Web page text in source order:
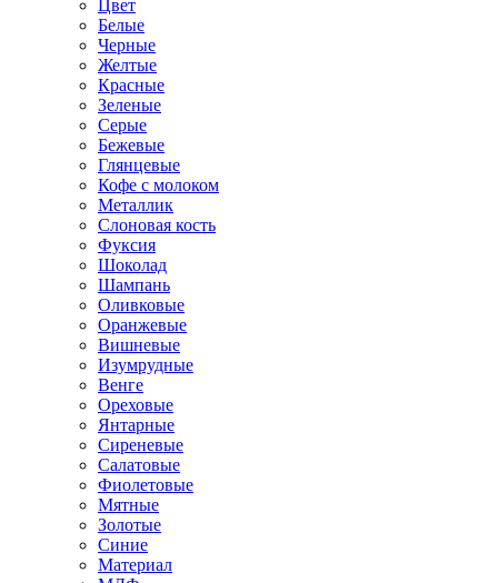
Цвет
Белые
Черные
Желтые
Красные
Зеленые
Серые
Бежевые
Глянцевые
Кофе с молоком
Металлик
Слоновая кость
Фуксия
Шоколад
Шампань
Оливковые
Оранжевые
Вишневые
Изумрудные
Венге
Ореховые
Янтарные
Сиреневые
Салатовые
Фиолетовые
Мятные
Золотые
Синие
Материал